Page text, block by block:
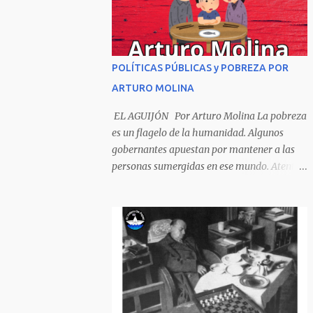
Sombrero encintado y chupa de boda. -
¡Muchacho, no salgas!- le grita mamá pero
él hace un gesto y orondo se va. Halló en el
camino, a un ratón vecino Y le dijo: -¡amigo!-
venga usted conmigo, Visitemos juntos a
doña ratona Y habrá francachela y habrá
comilona. A poco llegaron, y avanza ratón,
Estírase el cuello, coge el aldabón, Da dos o
tres golpes, preguntan: ¿quién es? -Yo doña
ratona, beso a usted los pies ¿Está usted en
algodón, pero eso no importa; bienvenidos
son. Se hicieron la venia, se dieron la mano, Y
dice Rat...
POLÍTICAS PÚBLICAS y POBREZA POR
ARTURO MOLINA
EL AGUIJÓN Por Arturo Molina La pobreza
es un flagelo de la humanidad. Algunos
gobernantes apuestan por mantener a las
personas sumergidas en ese mundo. Atentan
elude la política pública que cimiente las
bases para minimizar el impacto negativo
en el desarrollo de los países. Desarrollados,
sub desarrollados, atrasados y como se les
quiera llamar, son parte de un escenario
donde se conjuga el poder y el control en